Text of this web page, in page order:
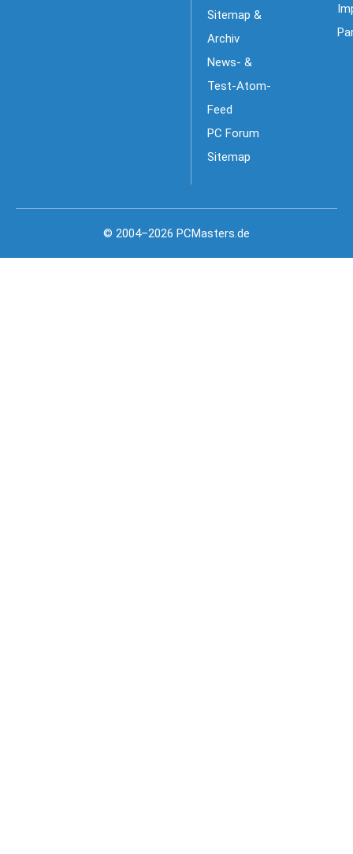
Sitemap &
Archiv
News- &
Test-Atom-
Feed
PC Forum
Sitemap
© 2004–2026 PCMasters.de